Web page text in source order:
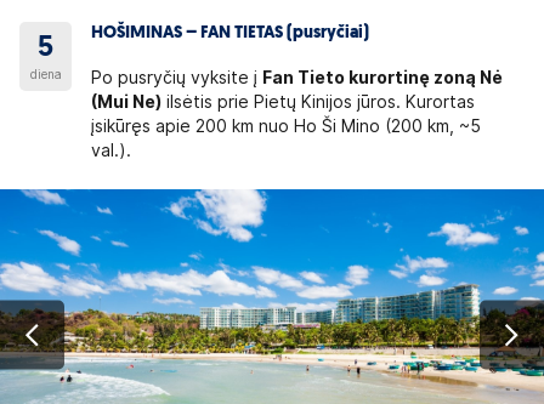
5
diena
HOŠIMINAS – FAN TIETAS (pusryčiai)
Po pusryčių vyksite į Fan Tieto kurortinę zoną Nė
(Mui Ne) ilsėtis prie Pietų Kinijos jūros. Kurortas
įsikūręs apie 200 km nuo Ho Ši Mino (200 km, ~5
val.).